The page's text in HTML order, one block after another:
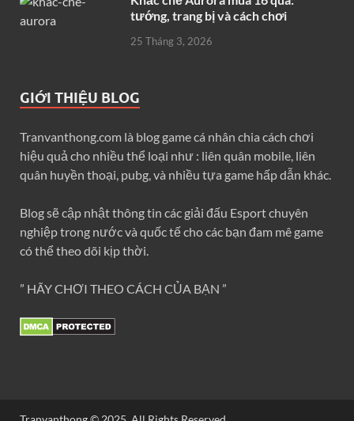
tướng, trang bị và cách chơi
25 Tháng 3, 2026
GIỚI THIỆU BLOG
Tranvanthong.com là blog game cá nhân chia cách chơi
hiệu quả cho nhiều thể loại như : liên quân mobile, liên
quân huyền thoại, pubg, và nhiều tựa game hấp dẫn khác.
Blog sẽ cập nhật thông tin các giải đấu Esport chuyên
nghiệp trong nước và quốc tế cho các bạn đam mê game
có thể theo dõi kịp thời.
” HÃY CHƠI THEO CÁCH CỦA BẠN ”